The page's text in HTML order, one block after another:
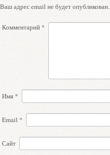
Ваш адрес email не будет опубликован.
Комментарий *
Имя *
Email *
Сайт